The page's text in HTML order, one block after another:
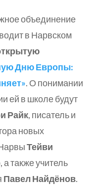
объединение
в Нарвском
Дню Европы:
. О понимании
ей в школе будут
Райк, писатель и
новых
Тейви
, а также учитель
Павел Найдёнов.